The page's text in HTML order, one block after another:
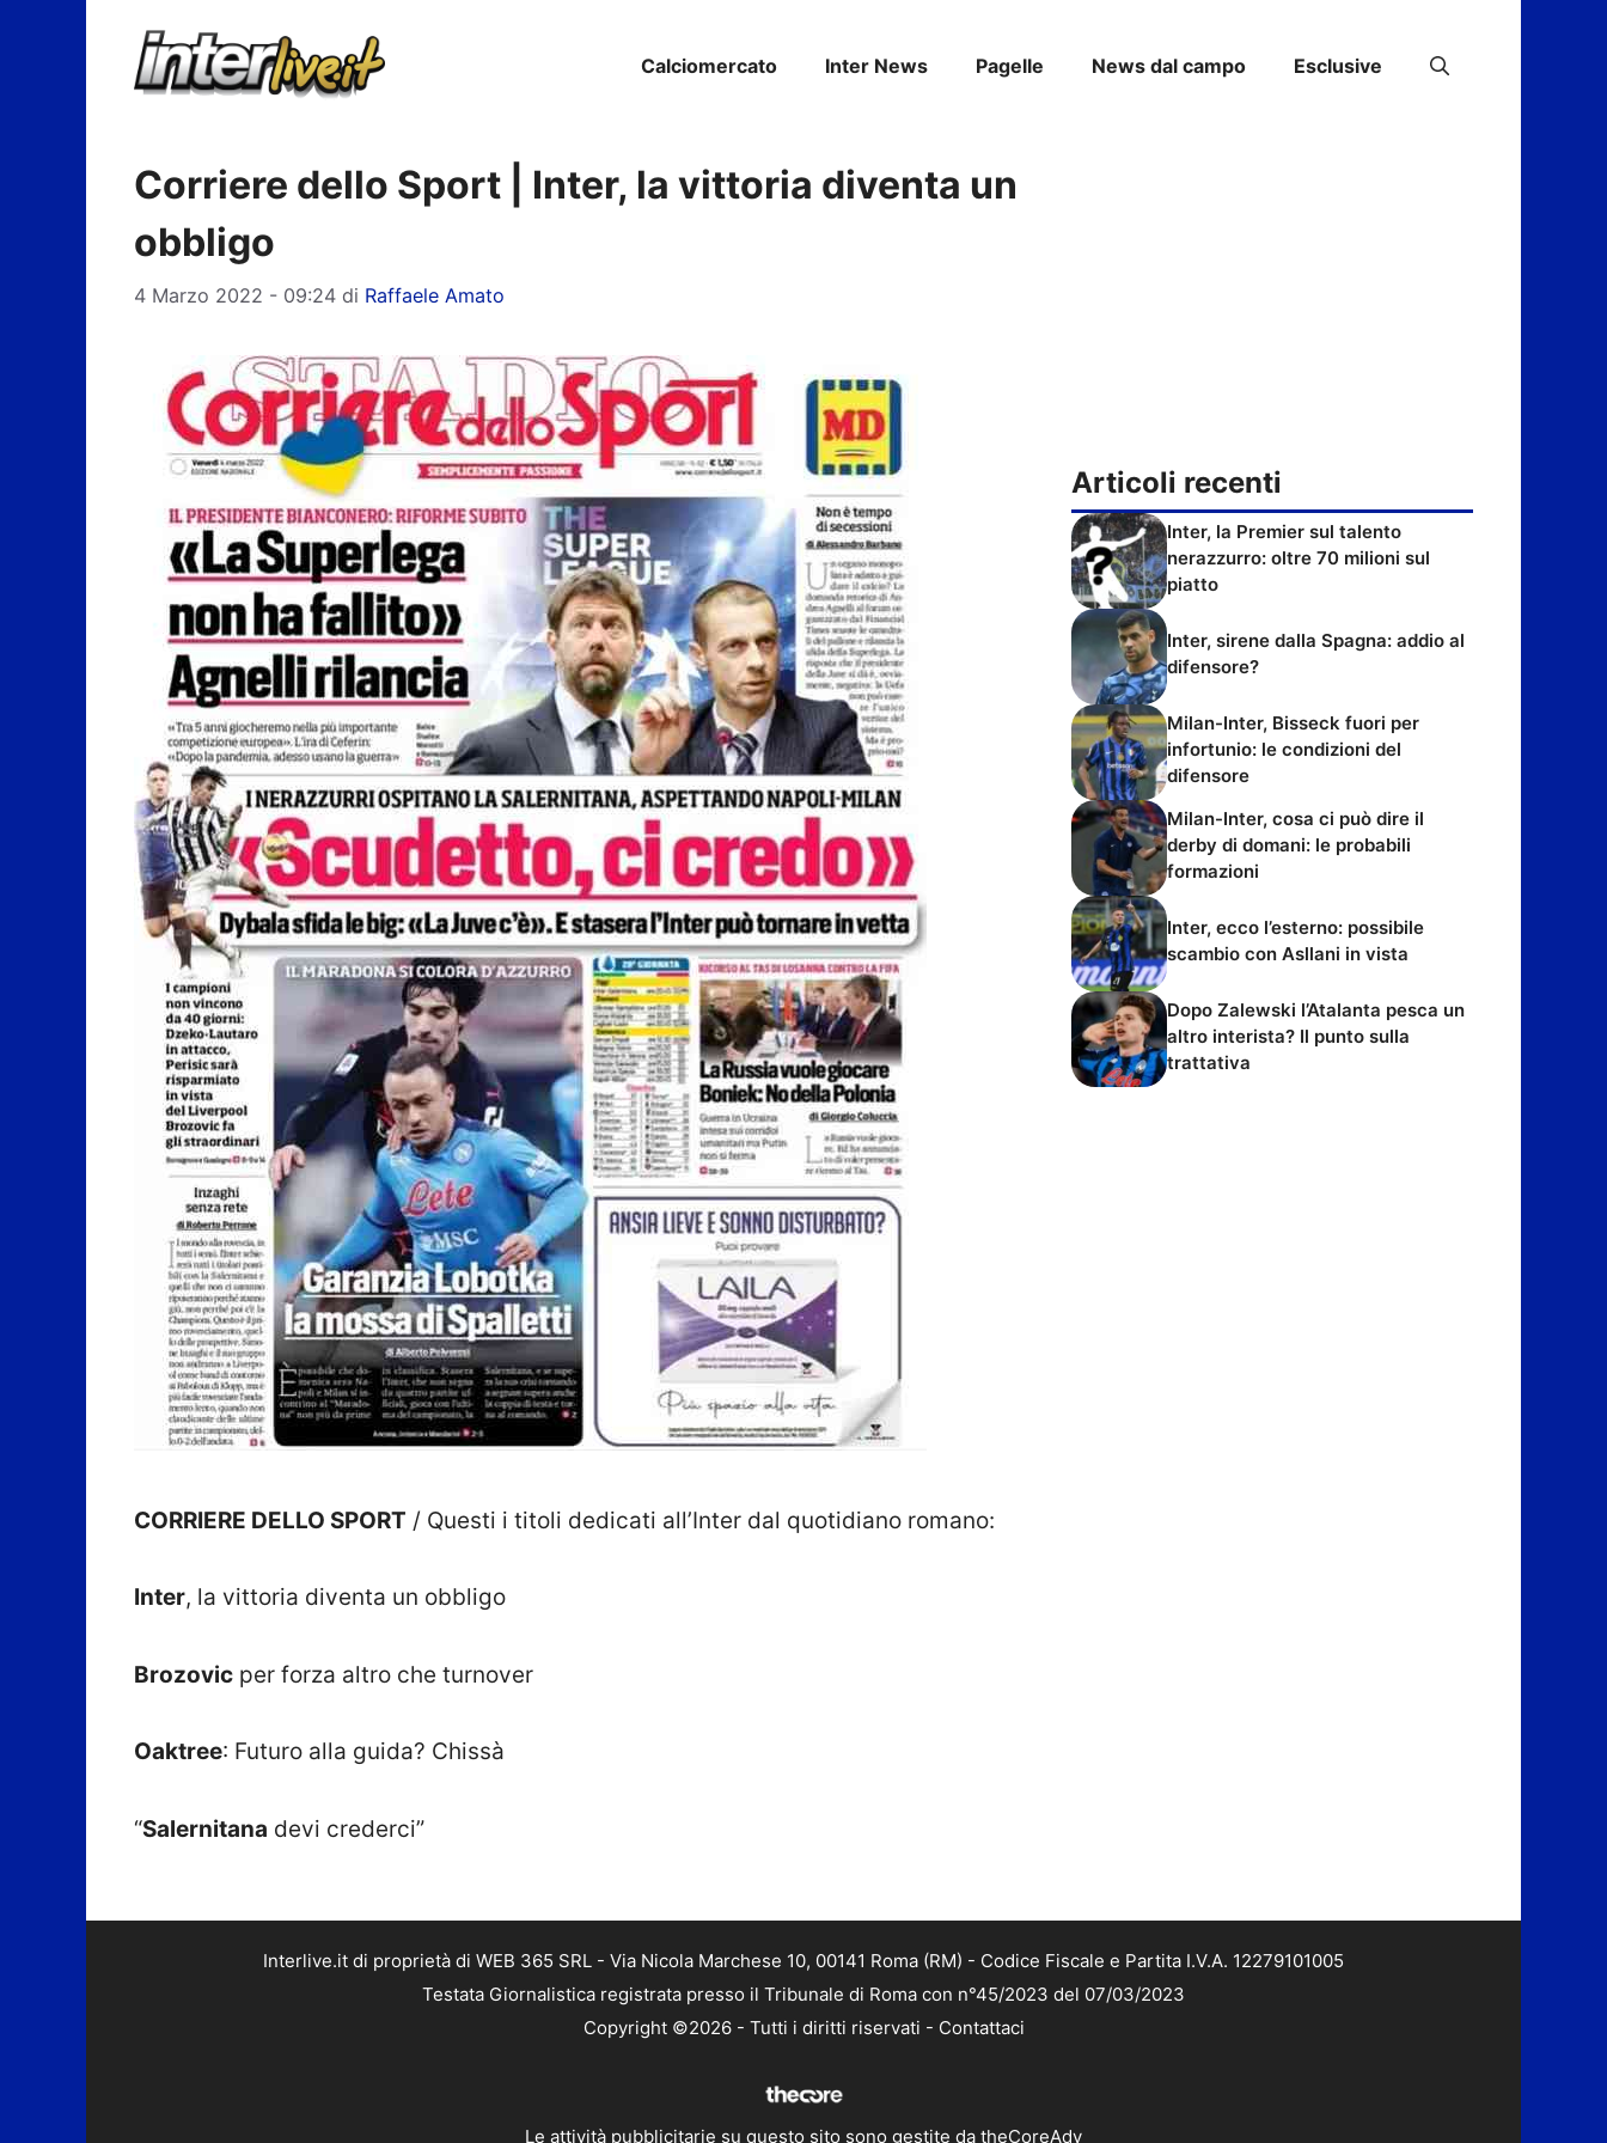
Calciomercato Inter News Pagelle News dal campo Esclusive
Corriere dello Sport | Inter, la vittoria diventa un
obbligo
4 Marzo 2022 - 09:24 di Raffaele Amato
CORRIERE DELLO SPORT / Questi i titoli dedicati all’Inter dal quotidiano romano:
Inter, la vittoria diventa un obbligo
Brozovic per forza altro che turnover
Oaktree: Futuro alla guida? Chissà
“Salernitana devi crederci”
Articoli recenti
Inter, la Premier sul talento
nerazzurro: oltre 70 milioni sul
piatto
Inter, sirene dalla Spagna: addio al
difensore?
Milan-Inter, Bisseck fuori per
infortunio: le condizioni del
difensore
Milan-Inter, cosa ci può dire il
derby di domani: le probabili
formazioni
Inter, ecco l’esterno: possibile
scambio con Asllani in vista
Dopo Zalewski l’Atalanta pesca un
altro interista? Il punto sulla
trattativa
Interlive.it di proprietà di WEB 365 SRL - Via Nicola Marchese 10, 00141 Roma (RM) - Codice Fiscale e Partita I.V.A. 12279101005
Testata Giornalistica registrata presso il Tribunale di Roma con n°45/2023 del 07/03/2023
Copyright ©2026 - Tutti i diritti riservati - Contattaci
Le attività pubblicitarie su questo sito sono gestite da theCoreAdv